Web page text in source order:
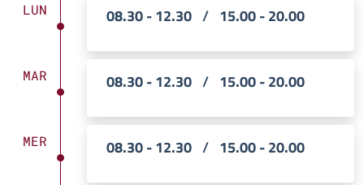
LUN 08.30 - 12.30 / 15.00 - 20.00
MAR 08.30 - 12.30 / 15.00 - 20.00
MER 08.30 - 12.30 / 15.00 - 20.00